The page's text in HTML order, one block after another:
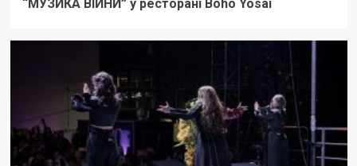
“МУЗИКА ВІЙНИ” у ресторані Boho Yosai